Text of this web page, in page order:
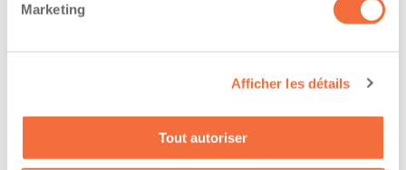
Marketing
Afficher les détails
Tout autoriser
Formations / certifications - Mention F sur le
Formations / certifications - Mention M sur le
The owner-operator has the ability to
work at/during :